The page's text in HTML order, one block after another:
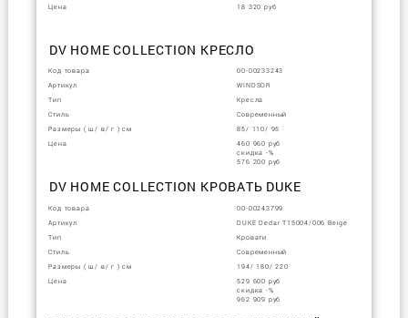
Цена
18 320 руб
DV HOME COLLECTION КРЕСЛО
Код товара
00-00233243
Артикул
WINDSOR
Тип
Кресла
Стиль
Современный
Размеры ( ш/ в/ г ) см
85/ 110/ 95
Цена
460 960 руб
скидка -%
576 200 руб
DV HOME COLLECTION КРОВАТЬ DUKE
Код товара
00-00243799
Артикул
DUKE Dedar T15004/006 Beige
Тип
Кровати
Стиль
Современный
Размеры ( ш/ в/ г ) см
194/ 180/ 220
Цена
529 600 руб
скидка -%
962 909 руб